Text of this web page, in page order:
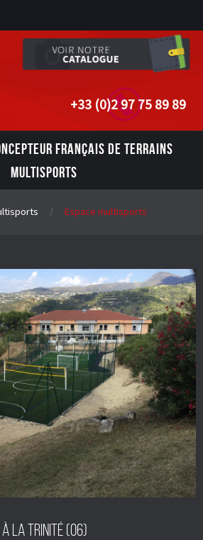
+33 (0)2 97 75 89 89
FRANÇAIS DE TERRAINS
MULTISPORTS
Espace multisports
La trinité (06)